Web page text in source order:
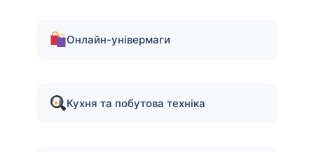
Онлайн-універмаги
Кухня та побутова техніка